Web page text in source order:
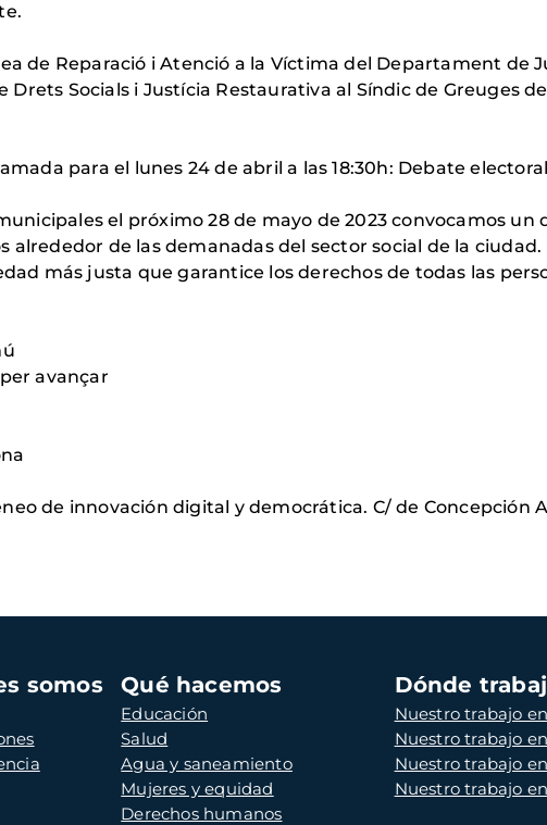
de Reparació i Atenció a la Víctima del Departament de
Drets Socials i Justícia Restaurativa al Síndic de Greuges
para el lunes 24 de abril a las 18:30h: Debate
el próximo 28 de mayo de 2023 convocamos
de las demanadas del sector social de la
más justa que garantice los derechos de todas las
avançar
de innovación digital y democrática. C/ de Concepción
somos Qué hacemos
Educación
Salud
Agua y saneamiento
Mujeres y equidad
Derechos humanos
Dónde
Nuestro trabajo
Nuestro trabajo
Nuestro trabajo
Nuestro trabajo